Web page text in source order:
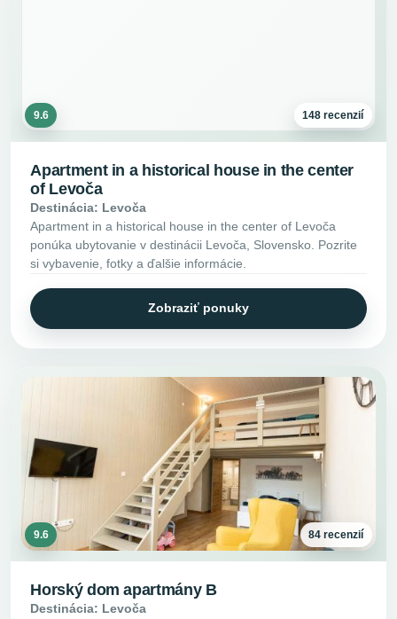
9.6 148 recenzií
Apartment in a historical house in the center
of Levoča
Destinácia: Levoča
Apartment in a historical house in the center of Levoča
ponúka ubytovanie v destinácii Levoča, Slovensko. Pozrite
si vybavenie, fotky a ďalšie informácie.
Zobraziť ponuky
9.6 84 recenzií
Horský dom apartmány B
Destinácia: Levoča